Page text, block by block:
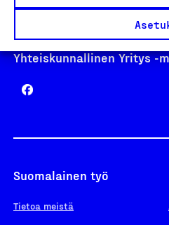
Yhteiskunnallinen Yritys -
Suomalainen työ
Tietoa meistä